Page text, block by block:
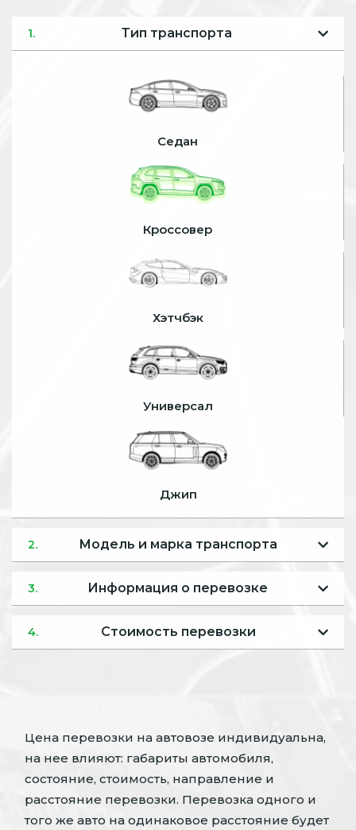
1. Тип транспорта
Седан
Кроссовер
Хэтчбэк
Универсал
Джип
2. Модель и марка транспорта
3. Информация о перевозке
4. Стоимость перевозки
Цена перевозки на автовозе индивидуальна,
на нее влияют: габариты автомобиля,
состояние, стоимость, направление и
расстояние перевозки. Перевозка одного и
того же авто на одинаковое расстояние будет